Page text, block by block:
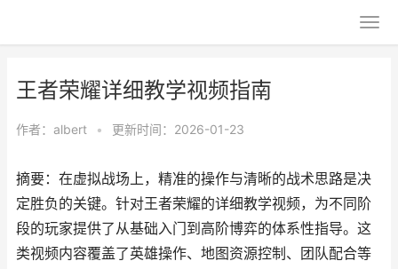
王者荣耀详细教学视频指南
作者： albert • 更新时间：2026-01-23
摘要：在虚拟战场上，精准的操作与清晰的战术思路是决
定胜负的关键。针对王者荣耀的详细教学视频，为不同阶
段的玩家提供了从基础入门到高阶博弈的体系性指导。这
类视频内容覆盖了英雄操作、地图资源控制、团队配合等